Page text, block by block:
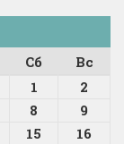
Сб
Вс
1
2
8
9
15
16